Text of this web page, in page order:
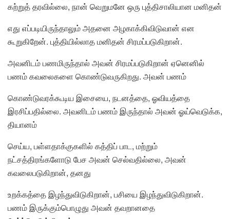
கற்றுத் தரவில்லை, நான் வெறுமனே ஒரு புத்திசாலியான மனிதன்
எது எப்படியிருந்தாலும் அதனை அழகாக்கிவிடுவான் என
கூறுகிறேன். புத்தியில்லாத மனிதன் சிரமப்படுகிறான்.
அவனிடம் பணமிருந்தால் அவன் சிரமப்படுகிறான் ஏனெனில்
பணம் கவலைகளை கொண்டுவருகிறது. அவன் பணம்
கொண்டுவரக்கூடிய இசையை, நடனத்தை, ஓவியத்தை
இரசிப்பதில்லை. அவனிடம் பணம் இருந்தால் அவன் ஓய்வெடுக்க,
தியானம்
செய்ய, பள்ளதாக்குகளில் கத்திப் பாட, மற்றும்
நட்சத்திரங்களோடு பேச அவன் செல்வதில்லை, அவன்
கவலைபடுகிறான், தனது
உறக்கத்தை இழந்துவிடுகிறான், பசியை இழந்துவிடுகிறான்.
பணம் இருக்கும்பொழுது அவன் தவறானதை